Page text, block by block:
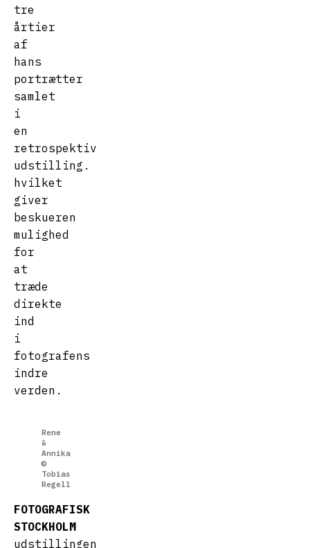
tre
årtier
af
hans
portrætter
samlet
i
en
retrospektiv
udstilling.
hvilket
giver
beskueren
mulighed
for
at
træde
direkte
ind
i
fotografens
indre
verden.
Rene
&
Annika
©
Tobias
Regell
FOTOGRAFISK
STOCKHOLM
udstillingen